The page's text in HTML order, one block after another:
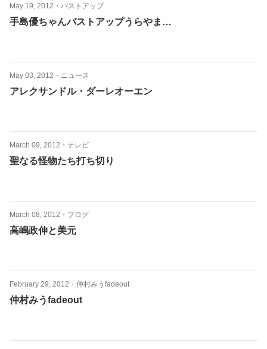
May 19, 2012 ・ バストアップ
手島優ちゃんバストアップうらやま…
May 03, 2012 ・ ニュース
アレクサンドル・ダーレオーエン
March 09, 2012 ・ テレビ
聖なる怪物たち打ち切り
March 08, 2012 ・ ブログ
高嶋政伸と美元
February 29, 2012 ・ 仲村みうfadeout
仲村みうfadeout